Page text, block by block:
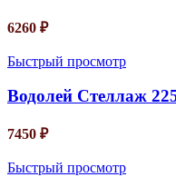
6260 ₽
Быстрый просмотр
Водолей Стеллаж
7450 ₽
Быстрый просмотр